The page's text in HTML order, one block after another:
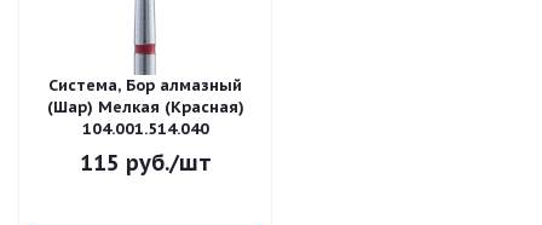
Система, Бор алмазный
(Шар) Мелкая (Красная)
104.001.514.040
115 руб./шт